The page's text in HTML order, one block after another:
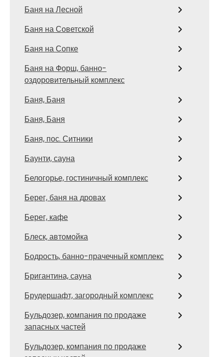
Баня на Лесной
Баня на Советской
Баня на Сопке
Баня на Форш, банно-
оздоровительный комплекс
Баня, Баня
Баня, Баня
Баня, пос. Ситники
Баунти, сауна
Белогорье, гостиничный комплекс
Берег, баня на дровах
Берег, кафе
Блеск, автомойка
Бодрость, банно-прачечный комплекс
Бригантина, сауна
Брудершафт, загородный комплекс
Бульдозер, компания по продаже
запасных частей
Бульдозер, компания по продаже